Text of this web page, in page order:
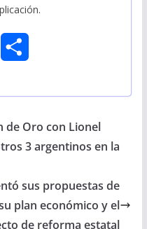
r
de Oro con Lionel
3 argentinos en la
sus propuestas de
plan económico y el
de reforma estatal